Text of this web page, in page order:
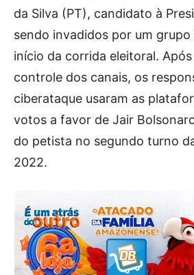
da Silva (PT), candidato à
sendo invadidos por um
início da corrida eleitoral.
controle dos canais, os
ciberataque usaram as
votos a favor de Jair
do petista no segundo turno
2022.